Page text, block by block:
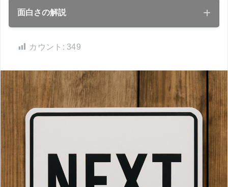
面白さの解説
カウント: 349